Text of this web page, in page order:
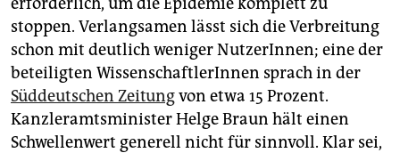
stoppen. Verlangsamen lässt sich die Verbreitung
schon mit deutlich weniger NutzerInnen; eine der
beteiligten WissenschaftlerInnen sprach in der
Süddeutschen Zeitungvon etwa 15 Prozent.
Kanzleramtsminister Helge Braun hält einen
Schwellenwert generell nicht für sinnvoll. Klar sei,